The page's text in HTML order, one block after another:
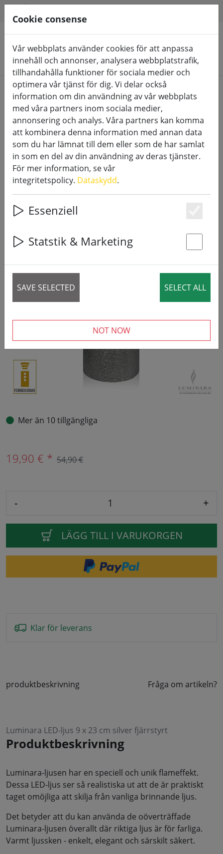
Sök produkter
Home LED-ljus Guld och silver
Luminara LED-ljus 9 x 23 cm silver
fjärrstyrt
64% DISCOUNT
Mer än 10 tillgängliga
19,90 € * 54,90 €
- +
LÄGG TILL I VARUKORGEN
Klar för leverans
produktbeskrivning Fråga om artikeln?
Luminara LED-ljus 9 x 23 cm silver fjärrstyrt
Produktbeskrivning
Luminara-ljusen har en speciell och unik flameffekt.
Dessa LED-ljus ser så realistiska ut att de är praktiskt
taget omöjliga att skilja från vanliga brinnande ljus.
Det betyder att du kan använda de oöverträffade
Luminara-ljusen överallt där riktiga ljus är för farliga.
Varmt ljussken - enkelt, elegant och särskilt säkert.
Cookie consense
Vår webbplats använder cookies för att anpassa
innehåll och annonser, analysera webbplatstrafik,
tillhandahålla funktioner för sociala medier och
optimera vår tjänst för dig. Vi delar också
information om din användning av vår webbplats
med våra partners inom sociala medier,
annonsering och analys. Våra partners kan komma
att kombinera denna information med annan data
som du har lämnat till dem eller som de har samlat
in som en del av din användning av deras tjänster.
För mer information, se vår
integritetspolicy. Dataskydd.
Essenziell
Statstik & Marketing
SAVE SELECTED SELECT ALL
NOT NOW